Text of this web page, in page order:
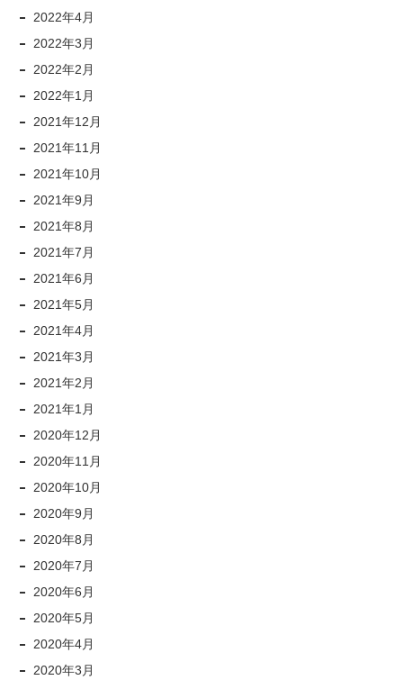
2022年4月
2022年3月
2022年2月
2022年1月
2021年12月
2021年11月
2021年10月
2021年9月
2021年8月
2021年7月
2021年6月
2021年5月
2021年4月
2021年3月
2021年2月
2021年1月
2020年12月
2020年11月
2020年10月
2020年9月
2020年8月
2020年7月
2020年6月
2020年5月
2020年4月
2020年3月